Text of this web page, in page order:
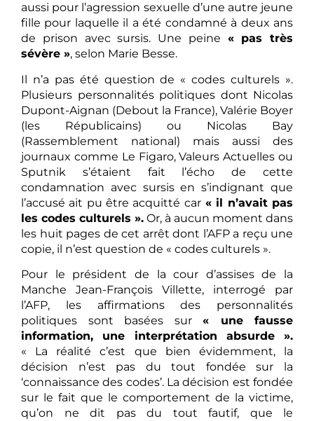
aussi pour l’agression sexuelle d’une autre jeune
fille pour laquelle il a été condamné à deux ans
de prison avec sursis. Une peine « pas très
sévère », selon Marie Besse.
Il n’a pas été question de « codes culturels ».
Plusieurs personnalités politiques dont Nicolas
Dupont-Aignan (Debout la France), Valérie Boyer
(les Républicains) ou Nicolas Bay
(Rassemblement national) mais aussi des
journaux comme Le Figaro, Valeurs Actuelles ou
Sputnik s’étaient fait l’écho de cette
condamnation avec sursis en s’indignant que
l’accusé ait pu être acquitté car« il n’avait pas
les codes culturels ». Or, à aucun moment dans
les huit pages de cet arrêt dont l’AFP a reçu une
copie, il n’est question de « codes culturels ».
Pour le président de la cour d’assises de la
Manche Jean-François Villette, interrogé par
l’AFP, les affirmations des personnalités
politiques sont basées sur « une fausse
information, une interprétation absurde ».
« La réalité c’est que bien évidemment, la
décision n’est pas du tout fondée sur la
‘connaissance des codes’. La décision est fondée
sur le fait que le comportement de la victime,
qu’on ne dit pas du tout fautif, que le